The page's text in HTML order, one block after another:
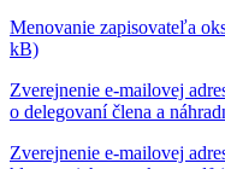
Menovanie zapisovateľa
kB)
Zverejnenie e-mailovej
o delegovaní člena a
Zverejnenie e-mailovej